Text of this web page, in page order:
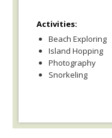
Activities:
Beach Exploring
Island Hopping
Photography
Snorkeling